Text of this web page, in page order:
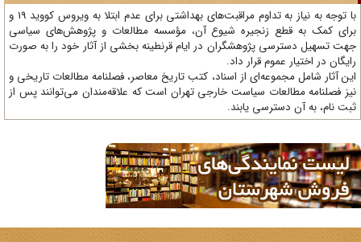
با توجه به نیاز به تداوم مراقبت‌های بهداشتی برای عدم ابتلا به ویروس کووید 19 و
کمک به قطع زنجیره شیوع آن، مؤسسه مطالعات و پژوهش‌های سیاسی
تسهیل دسترسی پژوهشگران در ایام قرنطینه بخشی از آثار خود را به صورت
در اختیار عموم قرار داد.
آثار شامل مجموعه‌ای از اسناد، کتب تاریخ معاصر، فصلنامه‌ مطالعات تاریخی و
فصلنامه مطالعات سیاست خارجی تهران است که علاقه‌مندان می‌توانند پس از
نام، به آن دسترسی یابند.